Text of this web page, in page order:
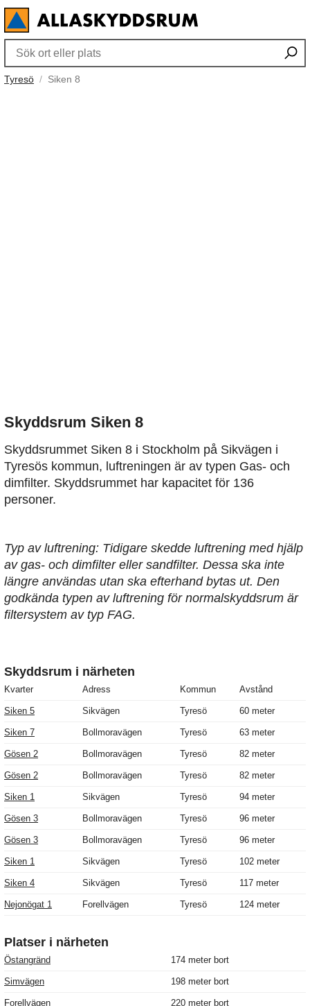
Tyresö Siken 8
Skyddsrum Siken 8
Skyddsrummet Siken 8 i Stockholm på Sikvägen i
Tyresös kommun, luftreningen är av typen Gas- och
dimfilter. Skyddsrummet har kapacitet för 136
personer.
Typ av luftrening: Tidigare skedde luftrening med hjälp
av gas- och dimfilter eller sandfilter. Dessa ska inte
längre användas utan ska efterhand bytas ut. Den
godkända typen av luftrening för normalskyddsrum är
filtersystem av typ FAG.
Skyddsrum i närheten
Kvarter Adress Kommun Avstånd
Siken 5 Sikvägen Tyresö 60 meter
Siken 7 Bollmoravägen Tyresö 63 meter
Gösen 2 Bollmoravägen Tyresö 82 meter
Gösen 2 Bollmoravägen Tyresö 82 meter
Siken 1 Sikvägen Tyresö 94 meter
Gösen 3 Bollmoravägen Tyresö 96 meter
Gösen 3 Bollmoravägen Tyresö 96 meter
Siken 1 Sikvägen Tyresö 102 meter
Siken 4 Sikvägen Tyresö 117 meter
Nejonögat 1 Forellvägen Tyresö 124 meter
Platser i närheten
Östangränd 174 meter bort
Simvägen 198 meter bort
Forellvägen 220 meter bort